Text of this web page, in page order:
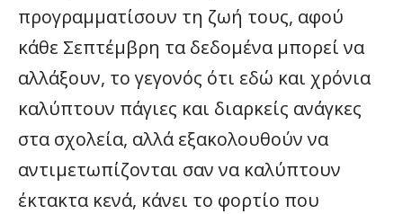
προγραμματίσουν τη ζωή τους, αφού
κάθε Σεπτέμβρη τα δεδομένα μπορεί να
αλλάξουν, το γεγονός ότι εδώ και χρόνια
καλύπτουν πάγιες και διαρκείς ανάγκες
στα σχολεία, αλλά εξακολουθούν να
αντιμετωπίζονται σαν να καλύπτουν
έκτακτα κενά, κάνει το φορτίο που